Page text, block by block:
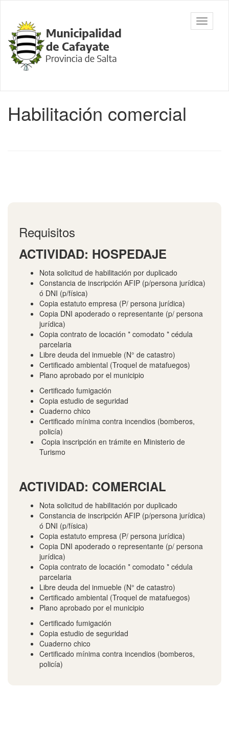
contenido
principal
Municipalidad
de Cafayate,
Salta
barra
Contenido
principal
Habilitación comercial
Requisitos
ACTIVIDAD: HOSPEDAJE
Nota solicitud de habilitación por duplicado
Constancia de inscripción AFIP (p/persona jurídica)
ó DNI (p/física)
Copia estatuto empresa (P/ persona jurídica)
Copia DNI apoderado o representante (p/ persona
jurídica)
Copia contrato de locación * comodato * cédula
parcelaria
Libre deuda del inmueble (N° de catastro)
Certificado ambiental (Troquel de matafuegos)
Plano aprobado por el municipio
Certificado fumigación
Copia estudio de seguridad
Cuaderno chico
Certificado mínima contra incendios (bomberos,
policía)
Copia inscripción en trámite en Ministerio de
Turismo
ACTIVIDAD: COMERCIAL
Nota solicitud de habilitación por duplicado
Constancia de inscripción AFIP (p/persona jurídica)
ó DNI (p/física)
Copia estatuto empresa (P/ persona jurídica)
Copia DNI apoderado o representante (p/ persona
jurídica)
Copia contrato de locación * comodato * cédula
parcelaria
Libre deuda del inmueble (N° de catastro)
Certificado ambiental (Troquel de matafuegos)
Plano aprobado por el municipio
Certificado fumigación
Copia estudio de seguridad
Cuaderno chico
Certificado mínima contra incendios (bomberos,
policía)